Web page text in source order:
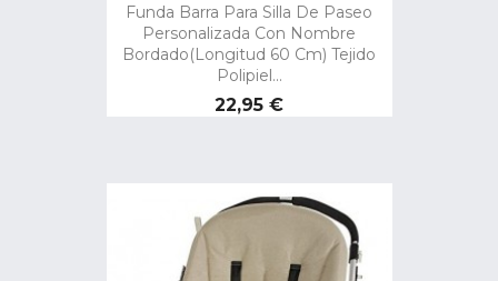
Funda Barra Para Silla De Paseo
Personalizada Con Nombre
Bordado(Longitud 60 Cm) Tejido
Polipiel...
Precio
22,95 €